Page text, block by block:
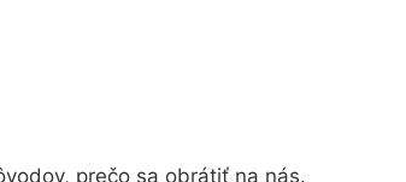
prečo sa obrátiť na nás.